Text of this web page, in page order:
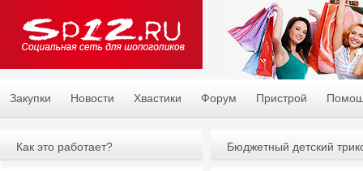
Закупки Новости Хвастики Форум Пристрой
Бюджетный детский
Как это работает?